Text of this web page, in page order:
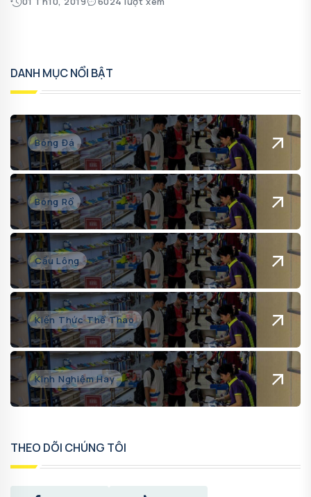
DANH MỤC NỔI BẬT
Bóng Đá
Bóng Rổ
Cầu Lông
Kiến Thức Thể Thao
Kinh Nghiệm Hay
THEO DÕI CHÚNG TÔI